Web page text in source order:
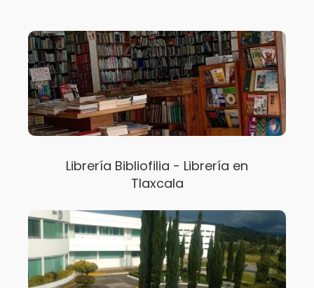
Librería Bibliofilia - Librería en
Tlaxcala